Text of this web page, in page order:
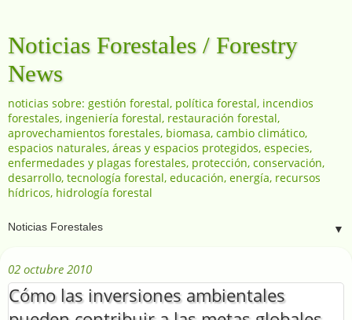
Noticias Forestales / Forestry
News
noticias sobre: gestión forestal, política forestal, incendios
forestales, ingeniería forestal, restauración forestal,
aprovechamientos forestales, biomasa, cambio climático,
espacios naturales, áreas y espacios protegidos, especies,
enfermedades y plagas forestales, protección, conservación,
desarrollo, tecnología forestal, educación, energía, recursos
hídricos, hidrología forestal
▼
02 octubre 2010
Cómo las inversiones ambientales